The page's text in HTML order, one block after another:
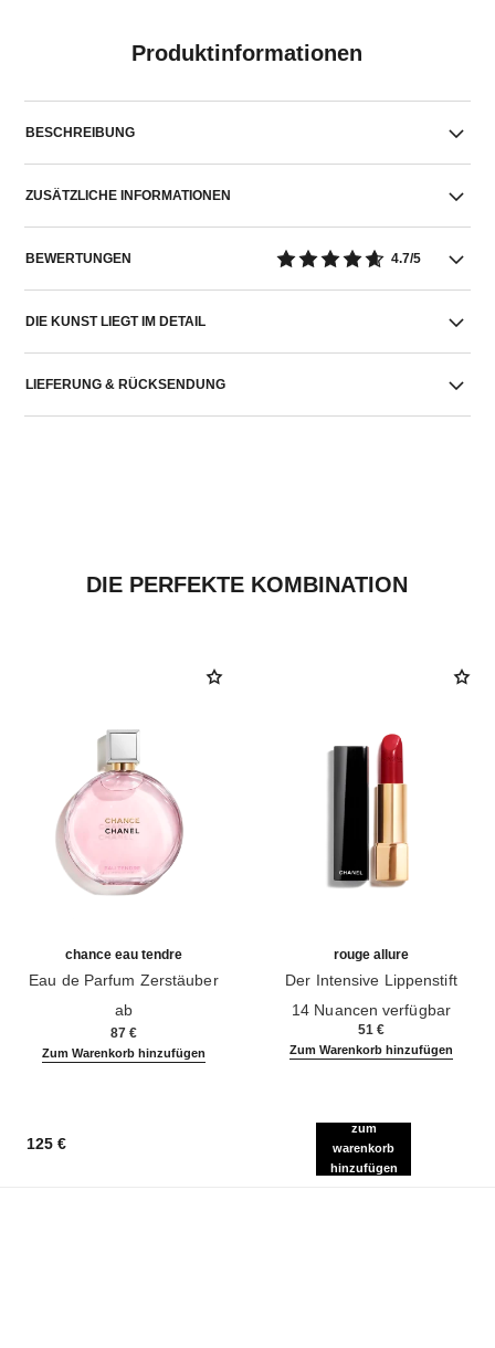
Produktinformationen
BESCHREIBUNG
ZUSÄTZLICHE INFORMATIONEN
BEWERTUNGEN 4.7/5
DIE KUNST LIEGT IM DETAIL
LIEFERUNG & RÜCKSENDUNG
DIE PERFEKTE KOMBINATION
chance eau tendre
Eau de Parfum Zerstäuber
ab
87 €
Zum Warenkorb hinzufügen
rouge allure
Der Intensive Lippenstift
14 Nuancen verfügbar
51 €
Zum Warenkorb hinzufügen
125 €
zum
warenkorb
hinzufügen